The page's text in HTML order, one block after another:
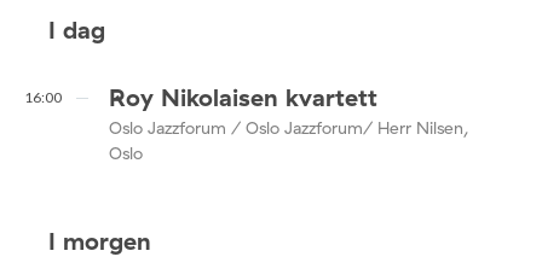
I dag
16:00 Roy Nikolaisen kvartett
Oslo Jazzforum / Oslo Jazzforum/ Herr Nilsen,
Oslo
I morgen